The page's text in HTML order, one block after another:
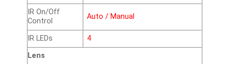
IR On/Off
Control
Auto / Manual
IR LEDs
4
Lens